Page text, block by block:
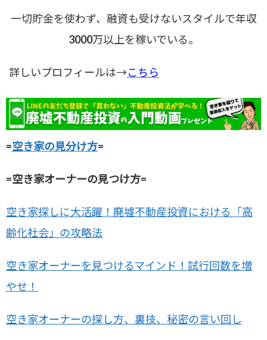
一切貯金を使わず、融資も受けないスタイルで年収
3000万以上を稼いでいる。
詳しいプロフィールは→こちら
=空き家の見分け方=
=空き家オーナーの見つけ方=
空き家探しに大活躍！廃墟不動産投資における「高
齢化社会」の攻略法
空き家オーナーを見つけるマインド！試行回数を増
やせ！
空き家オーナーの探し方、裏技、秘密の言い回し